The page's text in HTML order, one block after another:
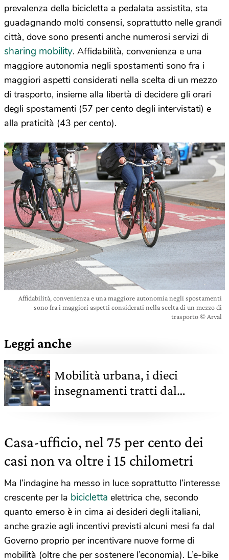
prevalenza della bicicletta a pedalata assistita, sta
guadagnando molti consensi, soprattutto nelle grandi
città, dove sono presenti anche numerosi servizi di
sharing mobility. Affidabilità, convenienza e una
maggiore autonomia negli spostamenti sono fra i
maggiori aspetti considerati nella scelta di un mezzo
di trasporto, insieme alla libertà di decidere gli orari
degli spostamenti (57 per cento degli intervistati) e
alla praticità (43 per cento).
Affidabilità, convenienza e una maggiore autonomia negli spostamenti
sono fra i maggiori aspetti considerati nella scelta di un mezzo di
trasporto © Arval
Leggi anche
Mobilità urbana, i dieci
insegnamenti tratti dal
Casa-ufficio, nel 75 per cento dei
casi non va oltre i 15 chilometri
Ma l’indagine ha messo in luce soprattutto l’interesse
crescente per la bicicletta elettrica che, secondo
quanto emerso è in cima ai desideri degli italiani,
anche grazie agli incentivi previsti alcuni mesi fa dal
Governo proprio per incentivare nuove forme di
mobilità (oltre che per sostenere l’economia). L’e-bike